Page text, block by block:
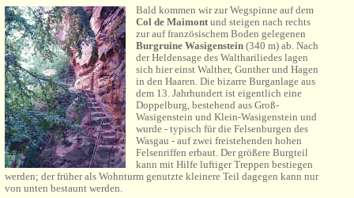
Bald kommen wir zur Wegspinne aufdem
Col de Maimontund steigen nach rechts
zur auf französischem Boden gelegenen
Burgruine Wasigenstein (340 m) ab. Nach
der Heldensage des Walthariliedes lagen
sich hier einst Walther, Gunther und Hagen
in den Haaren. Die bizarre Burganlage aus
dem 13. Jahrhundert ist eigentlich eine
Doppelburg, bestehend aus Groß-
Wasigenstein und Klein-Wasigenstein und
wurde - typisch für die Felsenburgen des
Wasgau - auf zwei freistehenden hohen
Felsenriffen erbaut. Der größere Burgteil
kann mit Hilfe luftiger Treppen bestiegen
werden; der früher als Wohnturm genutzte kleinere Teil dagegen kann nur
von unten bestaunt werden.